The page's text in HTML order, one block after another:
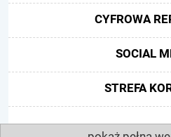
CYFROWA
SOCIAL
STREFA